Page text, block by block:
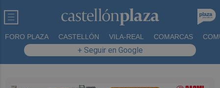
FORO PLAZA CASTELLÓN VILA-REAL COMARCAS
+ Seguir en Google